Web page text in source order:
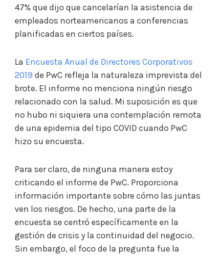
47% que dijo que cancelarían la asistencia de
empleados norteamericanos a conferencias
planificadas en ciertos países.
La Encuesta Anual de Directores Corporativos
2019 de PwC refleja la naturaleza imprevista del
brote. El informe no menciona ningún riesgo
relacionado con la salud. Mi suposición es que
no hubo ni siquiera una contemplación remota
de una epidemia del tipo COVID cuando PwC
hizo su encuesta.
Para ser claro, de ninguna manera estoy
criticando el informe de PwC. Proporciona
información importante sobre cómo las juntas
ven los riesgos. De hecho, una parte de la
encuesta se centró específicamente en la
gestión de crisis y la continuidad del negocio.
Sin embargo, el foco de la pregunta fue la